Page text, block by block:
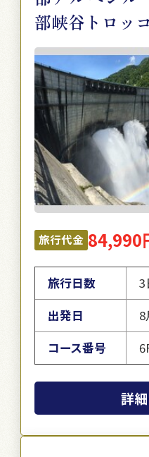
部峡谷トロッ
旅行代金 84,990
旅行日数
3
出発日
8
コース番号
詳